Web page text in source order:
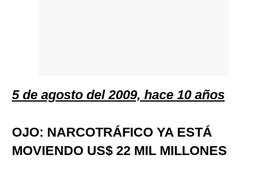
5 de agosto del 2009, hace 10 años
OJO: NARCOTRÁFICO YA ESTÁ
MOVIENDO US$ 22 MIL MILLONES